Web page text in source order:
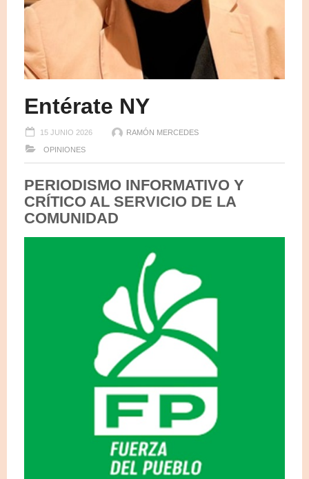
Entérate NY
15 JUNIO 2026 RAMÓN MERCEDES
OPINIONES
PERIODISMO INFORMATIVO Y
CRÍTICO AL SERVICIO DE LA
COMUNIDAD